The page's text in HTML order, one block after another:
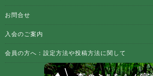
お問合せ
入会のご案内
会員の方へ：設定方法や投稿方法に関して